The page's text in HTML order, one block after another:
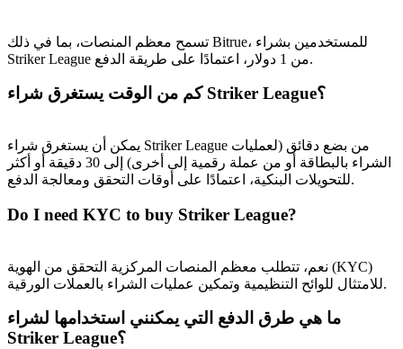
الإحالة
تسمح معظم المنصات، بما في ذلك Bitrue، للمستخدمين بشراء
Striker League من 1 دولار، اعتمادًا على طريقة الدفع.
كم من الوقت يستغرق شراء Striker League؟
يمكن أن يستغرق شراء Striker League من بضع دقائق (لعمليات
الشراء بالبطاقة أو من عملة رقمية إلى أخرى) إلى 30 دقيقة أو أكثر
للتحويلات البنكية، اعتمادًا على أوقات التحقق ومعالجة الدفع.
Do I need KYC to buy Striker League?
نعم، تتطلب معظم المنصات المركزية التحقق من الهوية (KYC)
للامتثال للوائح التنظيمية وتمكين عمليات الشراء بالعملات الورقية.
ما هي طرق الدفع التي يمكنني استخدامها لشراء
Striker League؟